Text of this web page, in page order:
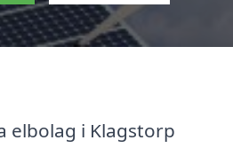
elbolag i Klagstorp